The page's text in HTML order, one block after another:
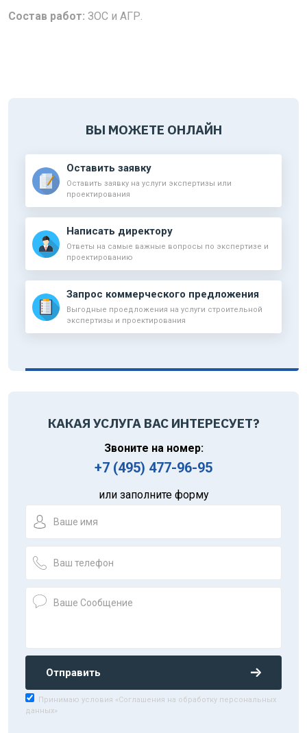
ВЫ МОЖЕТЕ ОНЛАЙН
Оставить заявку
Оставить заявку на услуги экспертизы или
проектирования
Написать директору
Ответы на самые важные вопросы по экспертизе и
проектированию
Запрос коммерческого предложения
Выгодные проедложения на услуги строительной
экспертизы и проектирования
КАКАЯ УСЛУГА ВАС ИНТЕРЕСУЕТ?
Звоните на номер:
+7 (495) 477-96-95
или заполните форму
Отправить
Принимаю условия «Соглашения на обработку персональных
данных»
Состав работ: ЗОС и АГР.